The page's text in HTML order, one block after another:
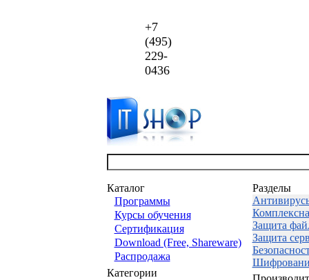
+7
(495)
229-
0436
Каталог
Программы
Курсы обучения
Сертификация
Download (Free, Shareware)
Распродажа
Категории
Разделы
Защита
Защита